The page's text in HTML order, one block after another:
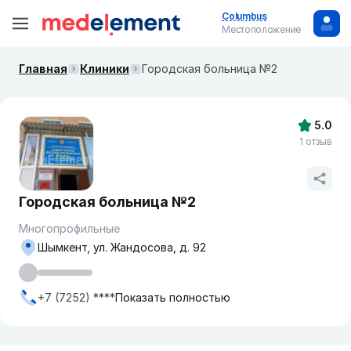
Columbus
Местоположение
Главная Клиники Городская больница №2
Городская больница №2
Многопрофильные
Шымкент, ул. Жандосова, д. 92
+7 (7252) ****Показать полностью
5.0
1 отзыв